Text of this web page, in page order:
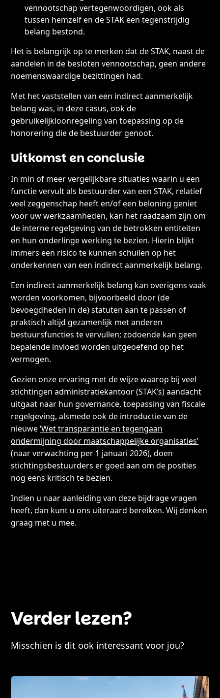
vennootschap vertegenwoordigen, ook als
tussen hemzelf en de STAK een tegenstrijdig
belang bestond.
Het is belangrijk op te merken dat de STAK, naast de
aandelen in de besloten vennootschap, geen andere
noemenswaardige bezittingen had.
Met het vaststellen van een indirect aanmerkelijk
belang was, in deze casus, ook de
gebruikelijkloonregeling van toepassing op de
honorering die de bestuurder genoot.
Uitkomst en conclusie
In min of meer vergelijkbare situaties waarin u een
functie vervult als bestuurder van een STAK, relatief
veel zeggenschap heeft en/of een beloning geniet
voor uw werkzaamheden, kan het raadzaam zijn om
de interne regelgeving van de betrokken entiteiten
en hun onderlinge werking te bezien. Hierin blijkt
immers een risico te kunnen schuilen op het
onderkennen van een indirect aanmerkelijk belang.
Een indirect aanmerkelijk belang kan overigens vaak
worden voorkomen, bijvoorbeeld door (de
bevoegdheden in de) statuten aan te passen of
praktisch altijd gezamenlijk met anderen
bestuursfuncties te vervullen; zodoende kan geen
bepalende invloed worden uitgeoefend op het
vermogen.
Gezien onze ervaring met de wijze waarop bij veel
stichtingen administratiekantoor (STAK’s) aandacht
uitgaat naar hun governance, toepassing van fiscale
regelgeving, alsmede ook de introductie van de
nieuwe‘Wet transparantie en tegengaan
ondermijning door maatschappelijke organisaties’
(naar verwachting per 1 januari 2026), doen
stichtingsbestuurders er goed aan om de posities
nog eens kritisch te bezien.
Indien u naar aanleiding van deze bijdrage vragen
heeft, dan kunt u ons uiteraard bereiken. Wij denken
graag met u mee.
Verder lezen?
Misschien is dit ook interessant voor jou?